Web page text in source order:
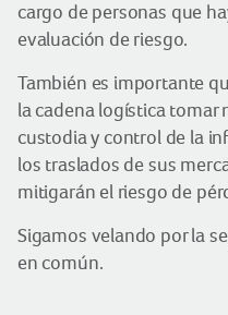
cargo de personas que
evaluación de riesgo.
También es importante
la cadena logística tomar
custodia y control de la
los traslados de sus
mitigarán el riesgo de
Sigamos velando por la
en común.